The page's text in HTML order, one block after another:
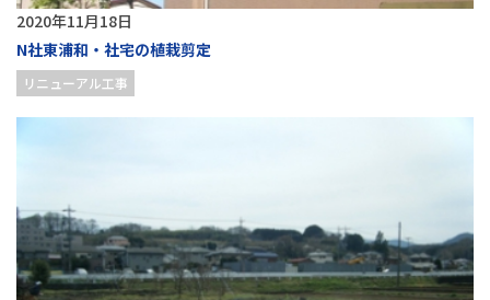
2020年11月18日
N社東浦和・社宅の植栽剪定
リニューアル工事